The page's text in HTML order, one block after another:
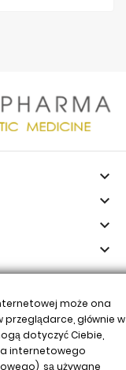




z o.o.
może ona
głównie w
dotyczyć Ciebie,
internetowego
są używane